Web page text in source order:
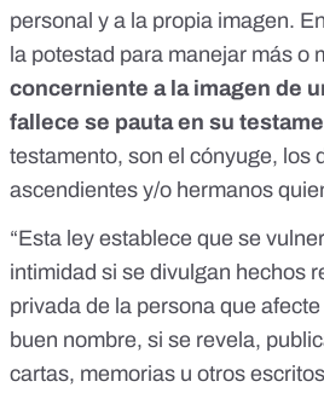
personal y a la propia imagen.
la potestad para manejar más o
concerniente a la imagen de
fallece se pauta en su
testamento, son el cónyuge, los
ascendientes y/o hermanos
“Esta ley establece que se
intimidad si se divulgan hechos
privada de la persona que
buen nombre, si se revela,
cartas, memorias u otros